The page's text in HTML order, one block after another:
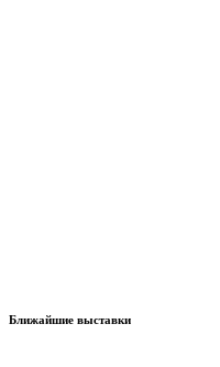
Ближайшие выставки